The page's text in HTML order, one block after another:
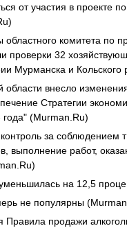
от участия в проекте
областного комитета по
проверки 32
Мурманска и
области внесло
Стратегии
(Murman.Ru)
контроль за
выполнение работ,
на 12,5
не популярны
Правила продажи